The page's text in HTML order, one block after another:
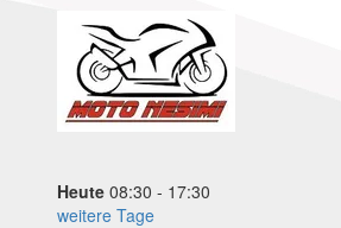
Heute 08:30 - 17:30
weitere Tage